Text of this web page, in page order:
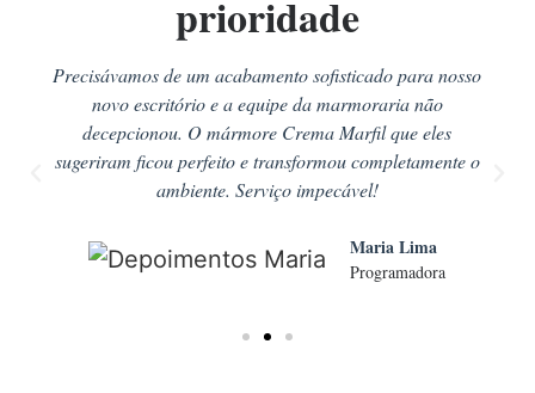
prioridade
Precisávamos de um acabamento sofisticado para nosso
novo escritório e a equipe da marmoraria não
decepcionou. O mármore Crema Marfil que eles
sugeriram ficou perfeito e transformou completamente o
ambiente. Serviço impecável!
Maria Lima
Programadora